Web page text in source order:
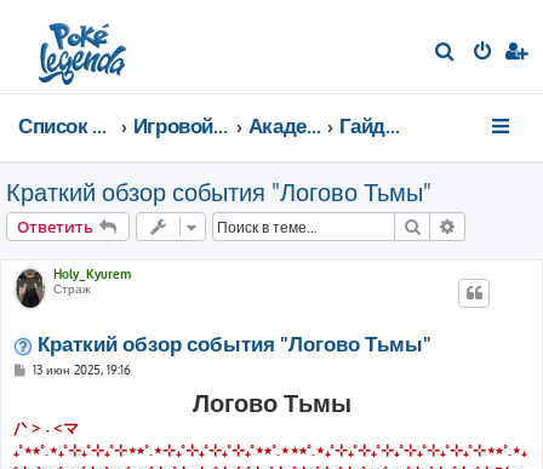
Список форумов Игровой мир Академия тренеров Гайды от игроков
Краткий обзор события "Логово Тьмы"
Ответить Поиск
Holy_Kyurem
Страж
Краткий обзор события "Логово Тьмы"
С
щ
н
13 июн 2025, 19:16
Логово Тьмы
/ᐠ > ˕ <マ
₊˚⋆⭒˚.⋆₊˚⊹₊˚⊹₊˚⊹⋆⭒˚.⋆⊹₊˚⊹₊˚⊹₊˚⊹₊˚⋆⭒˚.⋆⋆⭒˚.⋆₊˚⊹₊˚⊹₊˚⊹₊˚⊹₊˚⊹₊˚⊹₊˚⊹⋆⭒˚.⋆₊